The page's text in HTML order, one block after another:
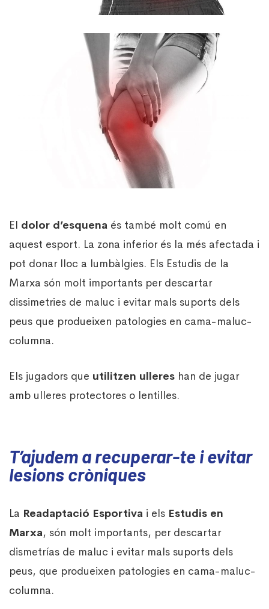
El dolor d’esquena és també molt comú en
aquest esport. La zona inferior és la més afectada i
pot donar lloc a lumbàlgies. Els Estudis de la
Marxa són molt importants per descartar
dissimetries de maluc i evitar mals suports dels
peus que produeixen patologies en cama-maluc-
columna.
Els jugadors que utilitzen ulleres han de jugar
amb ulleres protectores o lentilles.
T’ajudem a recuperar-te i evitar
lesions cròniques
La Readaptació Esportiva i els Estudis en
Marxa, són molt importants, per descartar
dismetrías de maluc i evitar mals suports dels
peus, que produeixen patologies en cama-maluc-
columna.